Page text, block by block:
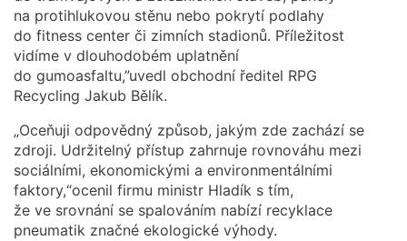
na protihlukovou stěnu nebo pokrytí podlahy
do fitness center či zimních stadionů. Příležitost
vidíme v dlouhodobém uplatnění
do gumoasfaltu,”uvedl obchodní ředitel RPG
Recycling Jakub Bělík.
„Oceňuji odpovědný způsob, jakým zde zachází se
zdroji. Udržitelný přístup zahrnuje rovnováhu mezi
sociálními, ekonomickými a environmentálními
faktory,“ocenil firmu ministr Hladík s tím,
že ve srovnání se spalováním nabízí recyklace
pneumatik značné ekologické výhody.